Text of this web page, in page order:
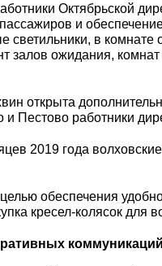
Октябрьской
и
светильники, в
залов ожидания,
открыта
и Пестово работники
2019 года
обеспечения
кресел-колясок
коммуникаций